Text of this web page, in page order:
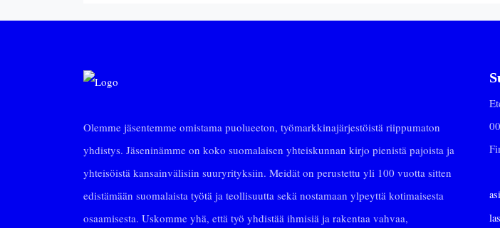
Olemme jäsentemme omistama puolueeton, työmarkkinajärjestöistä riippumaton
yhdistys. Jäseninämme on koko suomalaisen yhteiskunnan kirjo pienistä pajoista ja
yhteisöistä kansainvälisiin suuryrityksiin. Meidät on perustettu yli 100 vuotta sitten
edistämään suomalaista työtä ja teollisuutta sekä nostamaan ylpeyttä kotimaisesta
osaamisesta. Uskomme yhä, että työ yhdistää ihmisiä ja rakentaa vahvaa,